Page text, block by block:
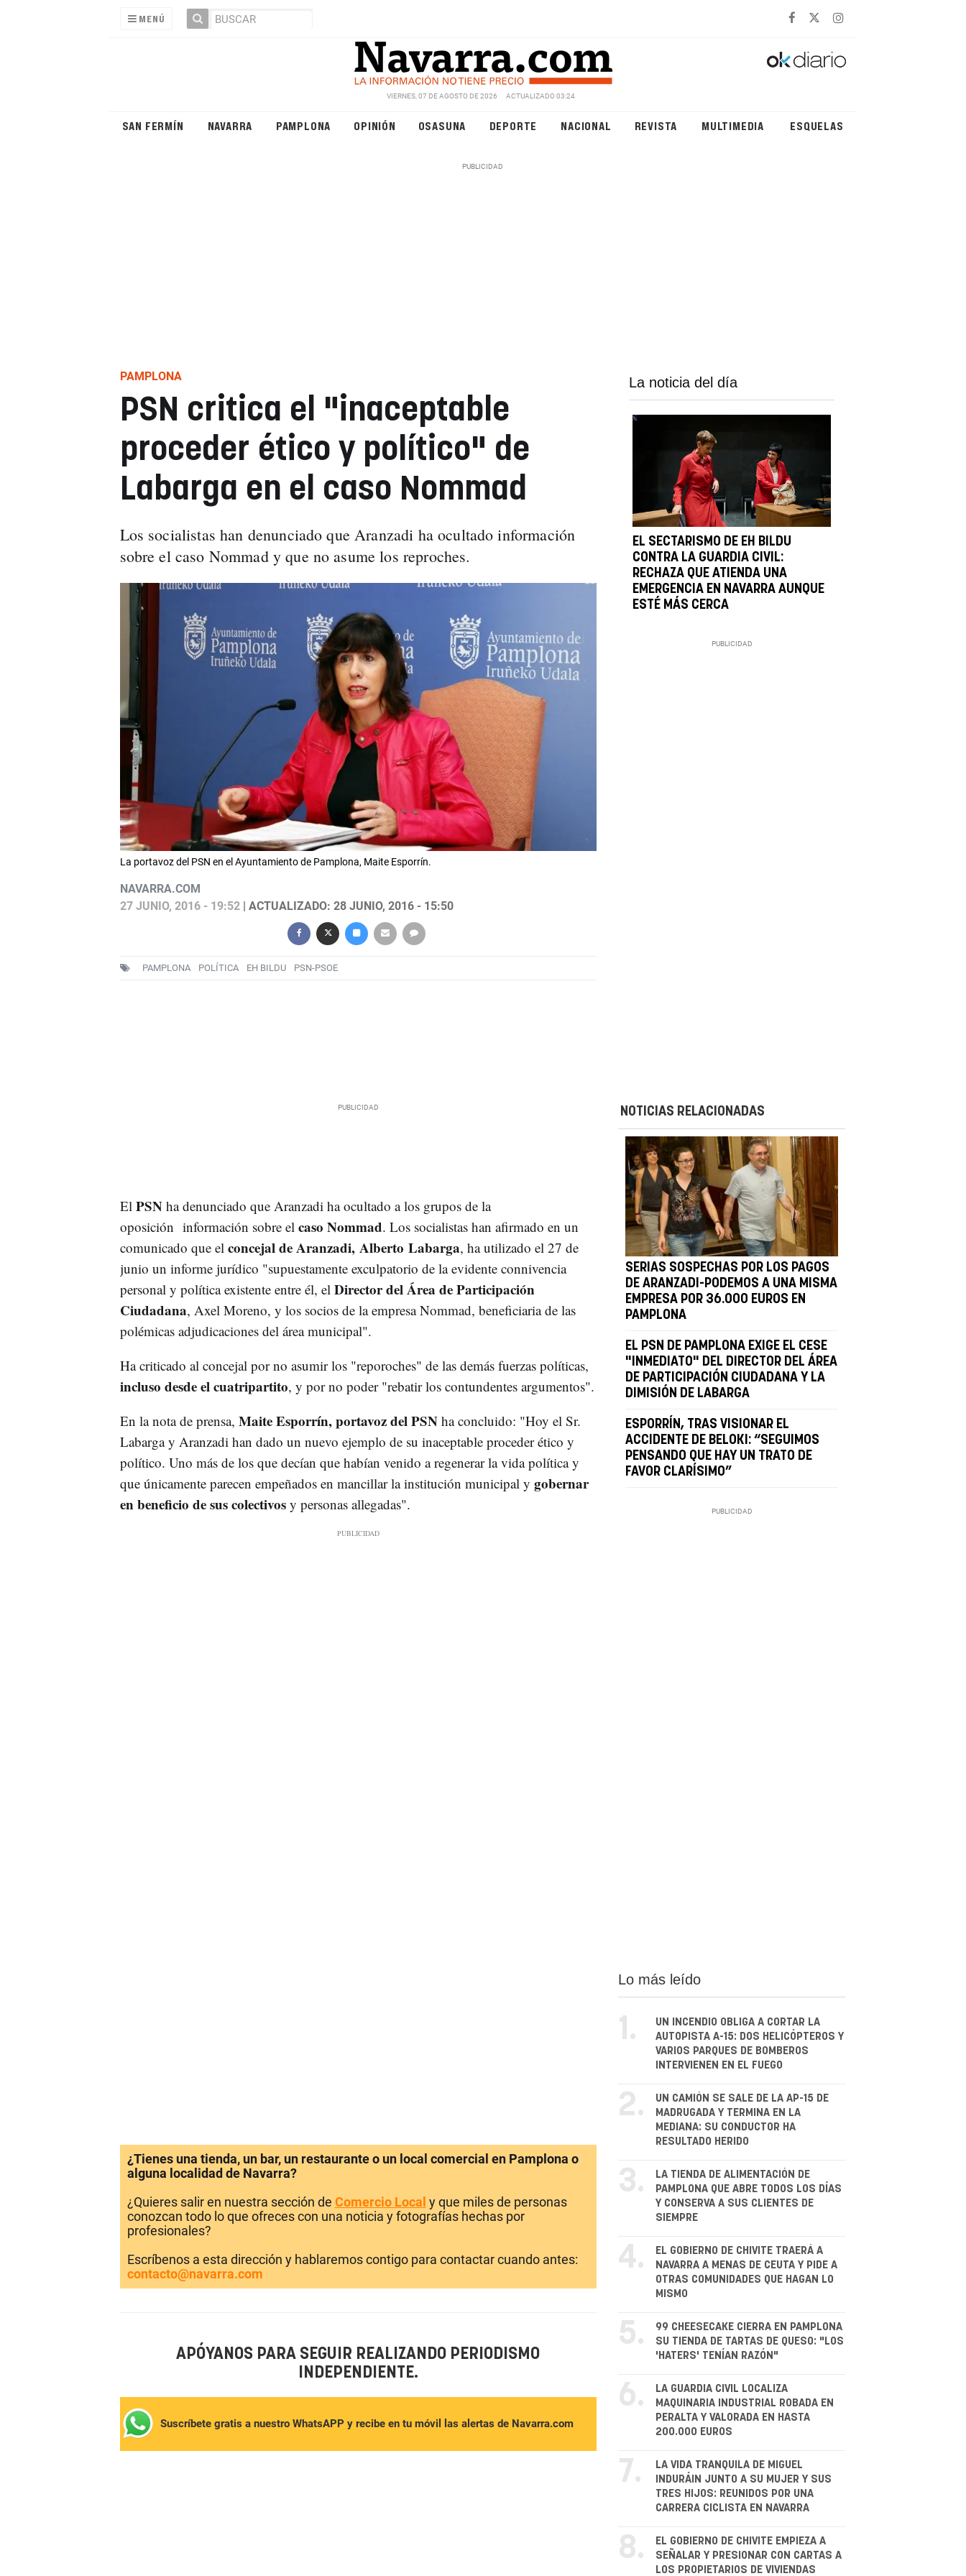
MENÚ
VIERNES, 07 DE AGOSTO DE 2026 ACTUALIZADO 03:24
SAN FERMÍN NAVARRA PAMPLONA OPINIÓN OSASUNA DEPORTE NACIONAL REVISTA MULTIMEDIA ESQUELAS
PAMPLONA
PSN critica el "inaceptable
proceder ético y político" de
Labarga en el caso Nommad
Los socialistas han denunciado que Aranzadi ha ocultado información
sobre el caso Nommad y que no asume los reproches.
La portavoz del PSN en el Ayuntamiento de Pamplona, Maite Esporrín.
NAVARRA.COM
27 JUNIO, 2016 - 19:52| ACTUALIZADO: 28 JUNIO, 2016 - 15:50
PAMPLONA POLÍTICA EH BILDU PSN-PSOE
La noticia del día
EL SECTARISMO DE EH BILDU
CONTRA LA GUARDIA CIVIL:
RECHAZA QUE ATIENDA UNA
EMERGENCIA EN NAVARRA AUNQUE
ESTÉ MÁS CERCA
El PSN ha denunciado que Aranzadi ha ocultado a los grupos de la
oposición información sobre el caso Nommad. Los socialistas han afirmado en un
comunicado que el concejal de Aranzadi, Alberto Labarga, ha utilizado el 27 de
junio un informe jurídico "supuestamente exculpatorio de la evidente connivencia
personal y política existente entre él, el Director del Área de Participación
Ciudadana, Axel Moreno, y los socios de la empresa Nommad, beneficiaria de las
polémicas adjudicaciones del área municipal".
Ha criticado al concejal por no asumir los "reporoches" de las demás fuerzas políticas,
incluso desde el cuatripartito, y por no poder "rebatir los contundentes argumentos".
En la nota de prensa, Maite Esporrín, portavoz del PSNha concluido: "Hoy el Sr.
Labarga y Aranzadi han dado un nuevo ejemplo de su inaceptable proceder ético y
político. Uno más de los que decían que habían venido a regenerar la vida política y
que únicamente parecen empeñados en mancillar la institución municipal y gobernar
en beneficio de sus colectivosy personas allegadas".
NOTICIAS RELACIONADAS
SERIAS SOSPECHAS POR LOS PAGOS
DE ARANZADI-PODEMOS A UNA MISMA
EMPRESA POR 36.000 EUROS EN
PAMPLONA
EL PSN DE PAMPLONA EXIGE EL CESE
"INMEDIATO" DEL DIRECTOR DEL ÁREA
DE PARTICIPACIÓN CIUDADANA Y LA
DIMISIÓN DE LABARGA
ESPORRÍN, TRAS VISIONAR EL
ACCIDENTE DE BELOKI: “SEGUIMOS
PENSANDO QUE HAY UN TRATO DE
FAVOR CLARÍSIMO”
¿Tienes una tienda, un bar, un restaurante o un local comercial en Pamplona o
alguna localidad de Navarra?
¿Quieres salir en nuestra sección de Comercio Local y que miles de personas
conozcan todo lo que ofreces con una noticia y fotografías hechas por
profesionales?
Escríbenos a esta dirección y hablaremos contigo para contactar cuando antes:
contacto@navarra.com
APÓYANOS PARA SEGUIR REALIZANDO PERIODISMO
INDEPENDIENTE.
Suscríbete gratis a nuestro WhatsAPP y recibe en tu móvil las alertas de Navarra.com
Lo más leído
1.
UN INCENDIO OBLIGA A CORTAR LA
AUTOPISTA A-15: DOS HELICÓPTEROS Y
VARIOS PARQUES DE BOMBEROS
INTERVIENEN EN EL FUEGO
2.
UN CAMIÓN SE SALE DE LA AP-15 DE
MADRUGADA Y TERMINA EN LA
MEDIANA: SU CONDUCTOR HA
RESULTADO HERIDO
3.
LA TIENDA DE ALIMENTACIÓN DE
PAMPLONA QUE ABRE TODOS LOS DÍAS
Y CONSERVA A SUS CLIENTES DE
SIEMPRE
4.
EL GOBIERNO DE CHIVITE TRAERÁ A
NAVARRA A MENAS DE CEUTA Y PIDE A
OTRAS COMUNIDADES QUE HAGAN LO
MISMO
5.
99 CHEESECAKE CIERRA EN PAMPLONA
SU TIENDA DE TARTAS DE QUESO: "LOS
'HATERS' TENÍAN RAZÓN"
6.
LA GUARDIA CIVIL LOCALIZA
MAQUINARIA INDUSTRIAL ROBADA EN
PERALTA Y VALORADA EN HASTA
200.000 EUROS
7.
LA VIDA TRANQUILA DE MIGUEL
INDURÁIN JUNTO A SU MUJER Y SUS
TRES HIJOS: REUNIDOS POR UNA
CARRERA CICLISTA EN NAVARRA
8.
EL GOBIERNO DE CHIVITE EMPIEZA A
SEÑALAR Y PRESIONAR CON CARTAS A
LOS PROPIETARIOS DE VIVIENDAS